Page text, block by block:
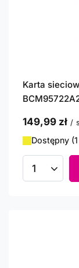
Karta
149,99 zł /
Dostępny
Ilość